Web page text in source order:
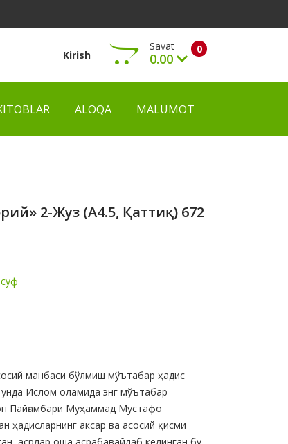
Kirish 0
Savat
0.00
Ko‘rish
ALOQA MALUMOT
2-Жуз (А4.5, Қаттиқ) 672
манбаси бўлмиш мўътабар ҳадис
Ислом оламида энг мўътабар
Пайғамбари Муҳаммад Мустафо
ҳадисларнинг аксар ва асосий қисми